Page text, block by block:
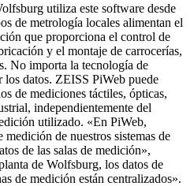
utiliza este software desde
de metrología locales alimentan el
que proporciona el control de
y el montaje de carrocerías,
No importa la tecnología de
datos. ZEISS PiWeb puede
de mediciones táctiles, ópticas,
independientemente del
utilizado. «En PiWeb,
medición de nuestros sistemas de
de las salas de medición»,
de Wolfsburg, los datos de
de medición están centralizados».